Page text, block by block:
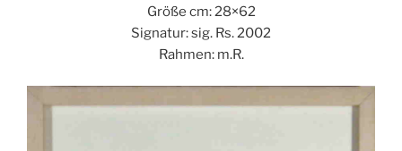
Größe cm: 28×62
Signatur: sig. Rs. 2002
Rahmen: m.R.